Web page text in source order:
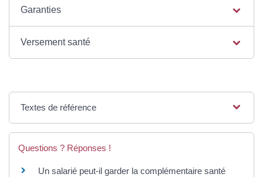
Garanties
Versement santé
Textes de référence
Questions ? Réponses !
Un salarié peut-il garder la complémentaire santé